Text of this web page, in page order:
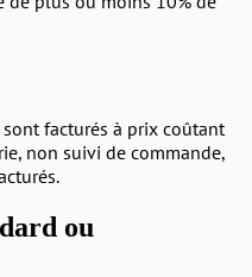
facturés à prix coûtant
non suivi de commande,
ou